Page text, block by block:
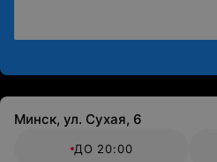
Минск, ул. Сухая, 6
ДО 20:00